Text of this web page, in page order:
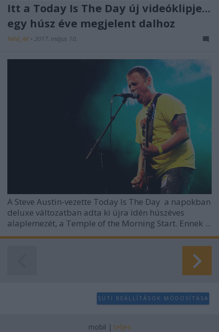
Itt a Today Is The Day új videóklipje...
egy húsz éve megjelent dalhoz
Nihil_AK • 2017. május 10.
A Steve Austin-vezette Today Is The Day a napokban
deluxe változatban adta ki újra idén húszéves
alaplemezét, a Temple of the Morning Start. Ennek ...
SÜTI BEÁLLÍTÁSOK MÓDOSÍTÁSA
mobil | teljes